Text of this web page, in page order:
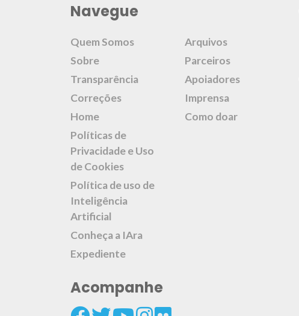
Navegue
Quem Somos
Sobre
Transparência
Correções
Home
Políticas de
Privacidade e Uso
de Cookies
Política de uso de
Inteligência
Artificial
Conheça a IAra
Expediente
Arquivos
Parceiros
Apoiadores
Imprensa
Como doar
Acompanhe